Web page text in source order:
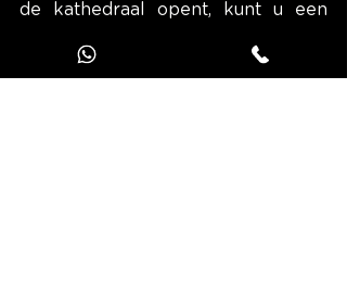
de kathedraal opent, kunt u een
Auguste-Lucien Vérité